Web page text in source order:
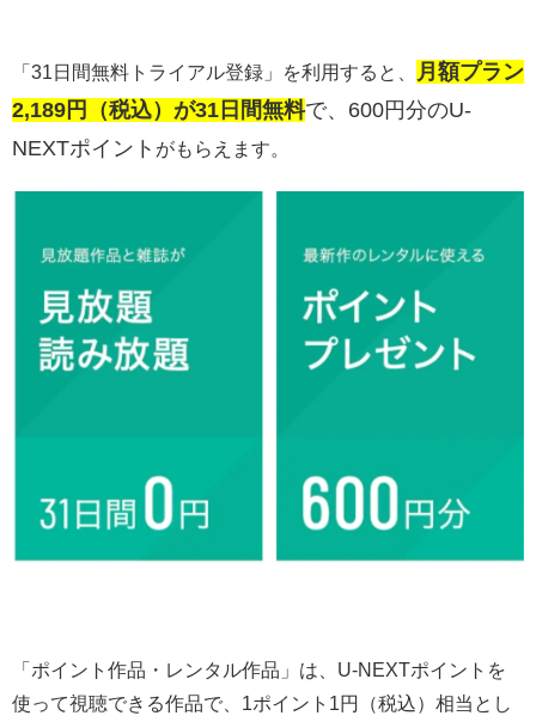
「31日間無料トライアル登録」を利用すると、
月額プラン
2,189円（税込）が31日間無料で、600円分のU-
NEXTポイント がもらえます。
「ポイント作品・レンタル作品」は、U-NEXTポイントを
使って視聴できる作品で、1ポイント1円（税込）相当とし